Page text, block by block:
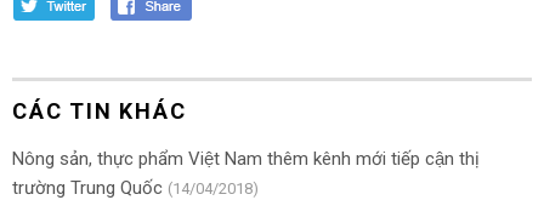
CÁC TIN KHÁC
Nông sản, thực phẩm Việt Nam thêm kênh mới tiếp cận thị
trường Trung Quốc (14/04/2018)